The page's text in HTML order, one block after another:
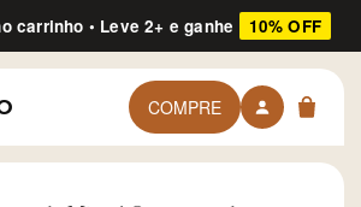
carrinho • Leve 2+ e ganhe 10% OFF
COMPRE